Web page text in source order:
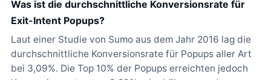
Was ist die durchschnittliche Konversionsrate für
Exit-Intent Popups?
Laut einer Studie von Sumo aus dem Jahr 2016 lag die
durchschnittliche Konversionsrate für Popups aller Art
bei 3,09%. Die Top 10% der Popups erreichten jedoch